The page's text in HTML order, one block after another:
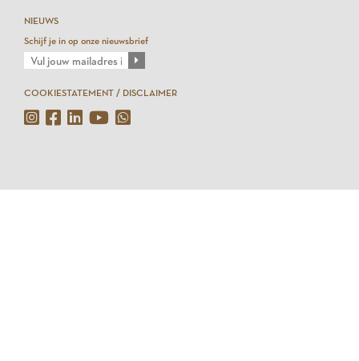
NIEUWS
Schijf je in op onze nieuwsbrief
COOKIESTATEMENT / DISCLAIMER